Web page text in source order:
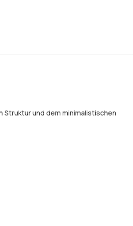
Struktur und dem minimalistischen